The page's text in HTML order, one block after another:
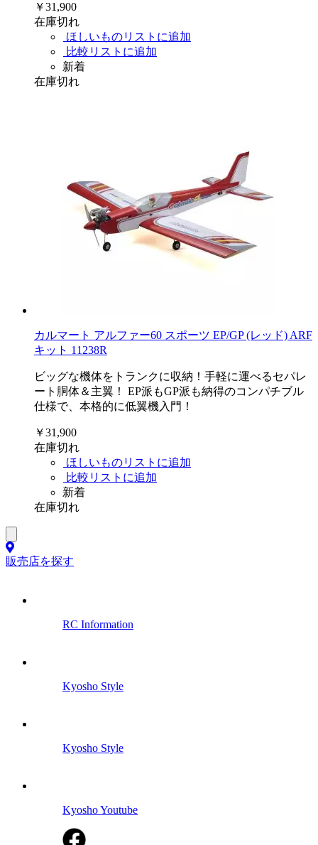
￥31,900
在庫切れ
ほしいものリストに追加
比較リストに追加
新着
在庫切れ
カルマート アルファー60 スポーツ EP/GP (レッド) ARF
キット 11238R
ビッグな機体をトランクに収納！手軽に運べるセパレ
ート胴体＆主翼！ EP派もGP派も納得のコンパチブル
仕様で、本格的に低翼機入門！
￥31,900
在庫切れ
ほしいものリストに追加
比較リストに追加
新着
在庫切れ
販売店を探す
RC Information
Kyosho Style
Kyosho Style
Kyosho Youtube